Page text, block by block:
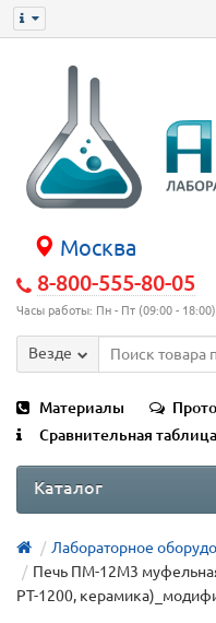
Москва
8-800-555-80-05
Часы работы: Пн - Пт (09:00 - 18:00)
Везде
Материалы
Сравнительная таблица
Каталог
Лабораторное
Печь ПМ-12М3
РТ-1200,